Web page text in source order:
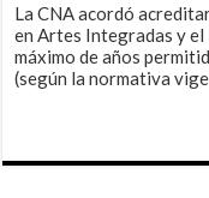
La CNA acordó
en Artes Integradas y
máximo de años
(según la normativa